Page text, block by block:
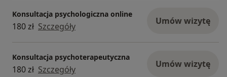
Konsultacja psychologiczna online
180 zł Szczegóły Umów wizytę
Konsultacja psychoterapeutyczna
180 zł Szczegóły Umów wizytę